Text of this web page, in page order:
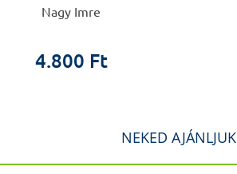
Nagy Imre
4.800 Ft
NEKED AJÁNLJUK